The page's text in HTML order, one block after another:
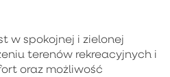
w spokojnej i zielonej
terenów rekreacyjnych i
oraz możliwość